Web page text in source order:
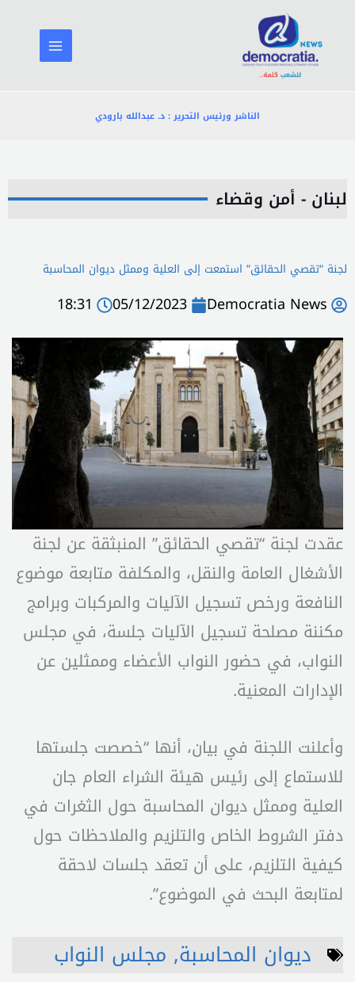
المحتوى
الناشر ورئيس التحرير : د. عبدالله بارودي
لبنان - أمن وقضاء
لجنة “تقصي الحقائق” استمعت إلى العلية وممثل ديوان المحاسبة
Democratia News
05/12/2023
18:31
عقدت لجنة “تقصي الحقائق” المنبثقة عن لجنة
الأشغال العامة والنقل، والمكلفة متابعة موضوع
النافعة ورخص تسجيل الآليات والمركبات وبرامج
مكننة مصلحة تسجيل الآليات جلسة، في مجلس
النواب، في حضور النواب الأعضاء وممثلين عن
الإدارات المعنية.
وأعلنت اللجنة في بيان، أنها “خصصت جلستها
للاستماع إلى رئيس هيئة الشراء العام جان
العلية وممثل ديوان المحاسبة حول الثغرات في
دفتر الشروط الخاص والتلزيم والملاحظات حول
كيفية التلزيم، على أن تعقد جلسات لاحقة
لمتابعة البحث في الموضوع”.
ديوان المحاسبة, مجلس النواب